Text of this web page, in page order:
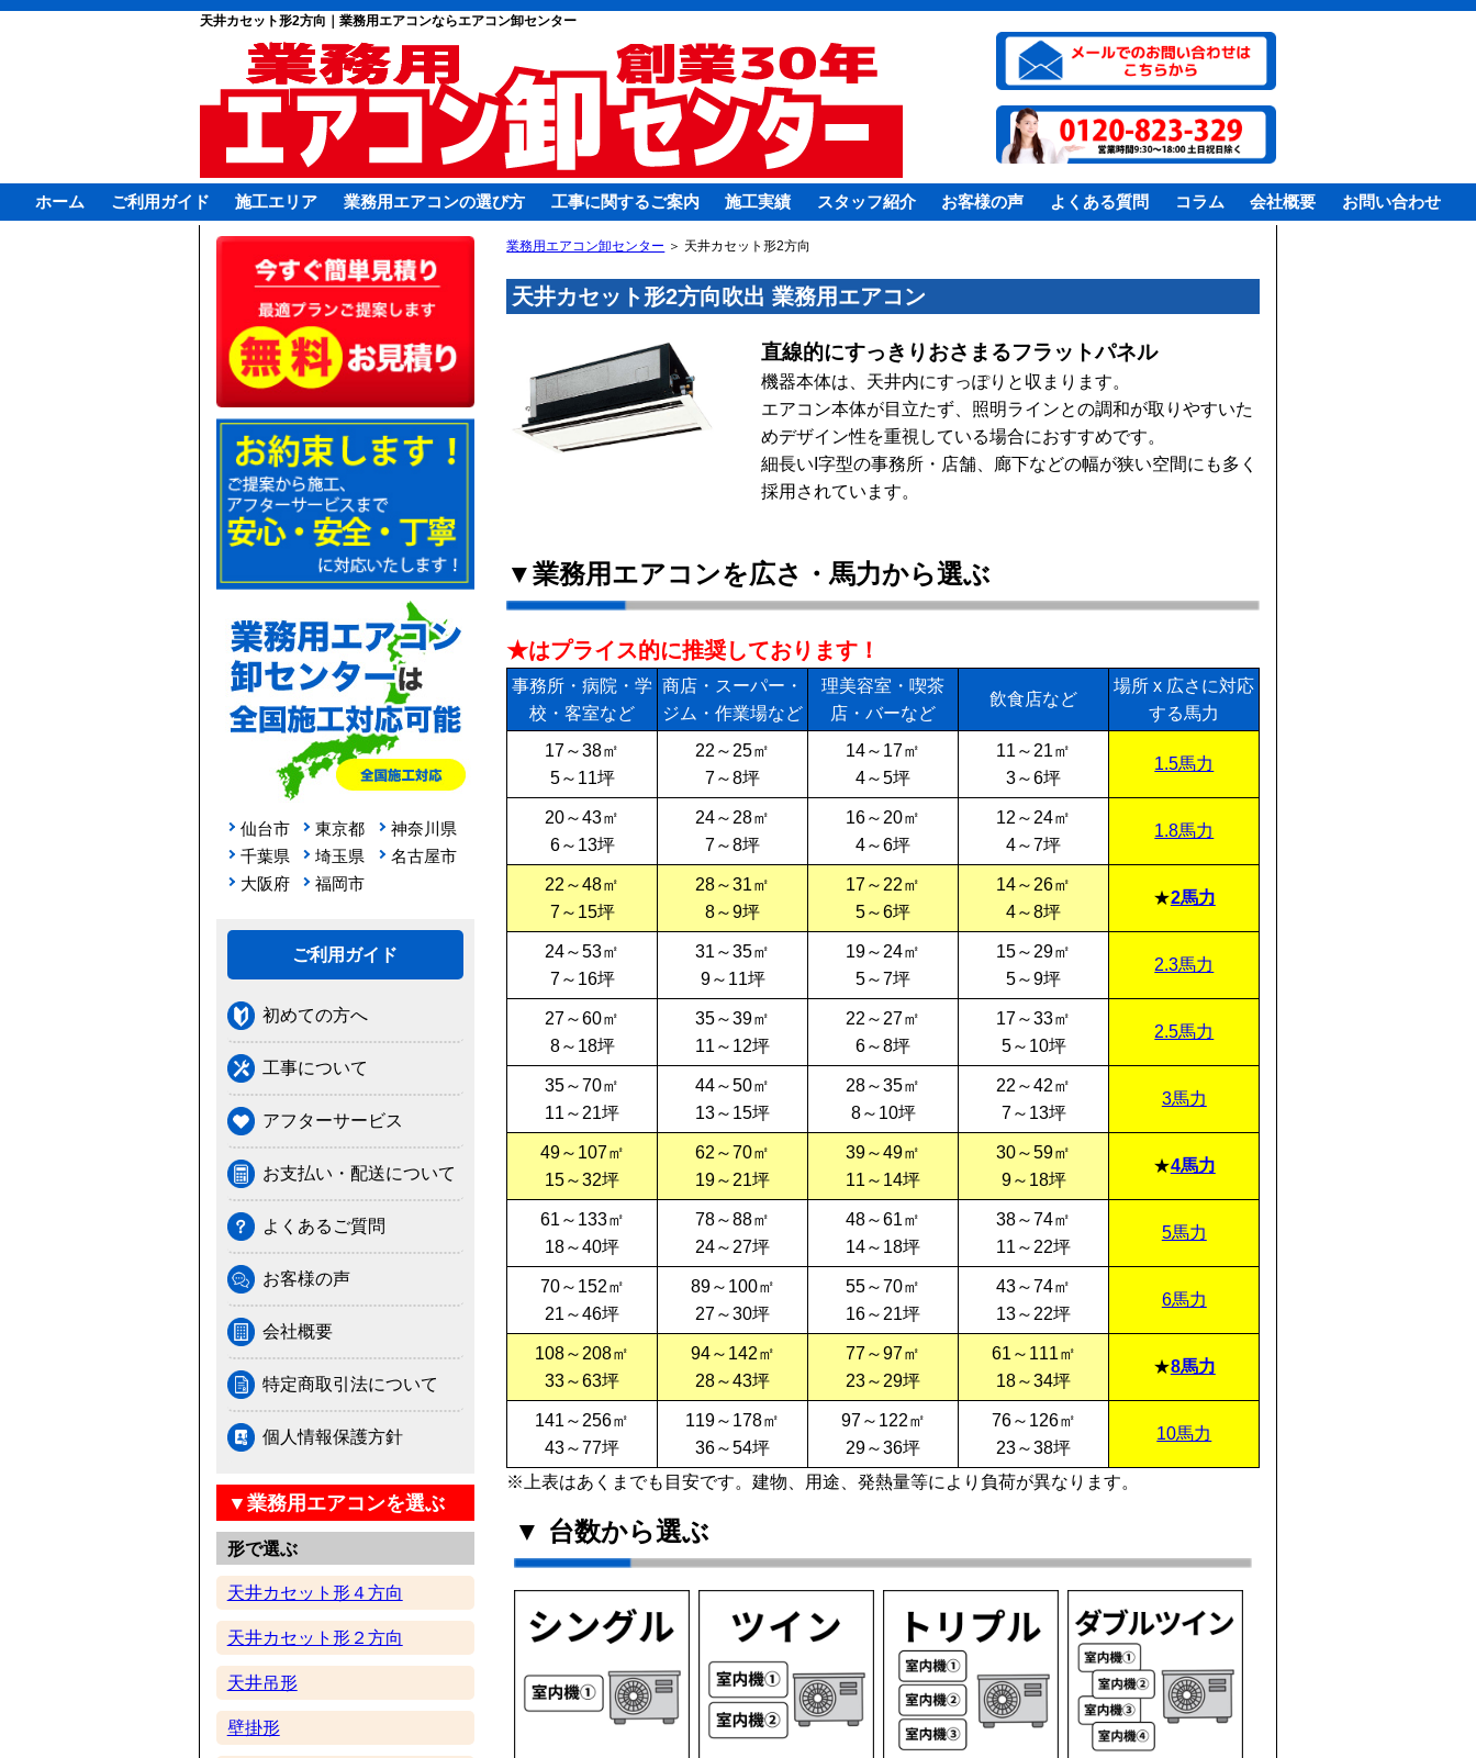
天井カセット形2方向｜業務用エアコンならエアコン卸センター
ホーム ご利用ガイド 施工エリア 業務用エアコンの選び方 工事に関するご案内 施工実績 スタッフ紹介 お客様の声 よくある質問 コラム 会社概要 お問い合わせ
仙台市 東京都
神奈川県
千葉県
埼玉県
名古屋市
大阪府
福岡市
ご利用ガイド
初めての方へ
工事について
アフターサービス
お支払い・配送について
よくあるご質問
お客様の声
会社概要
特定商取引法について
個人情報保護方針
▼業務用エアコンを選ぶ
形で選ぶ
天井カセット形４方向
天井カセット形２方向
天井吊形
壁掛形
業務用エアコン卸センター ＞ 天井カセット形2方向
天井カセット形2方向吹出 業務用エアコン
直線的にすっきりおさまるフラットパネル
機器本体は、天井内にすっぽりと収まります。
エアコン本体が目立たず、照明ラインとの調和が取りやすいた
めデザイン性を重視している場合におすすめです。
細長いI字型の事務所・店舗、廊下などの幅が狭い空間にも多く
採用されています。
▼業務用エアコンを広さ・馬力から選ぶ
★はプライス的に推奨しております！
事務所・病院・学
校・客室など
商店・スーパー・
ジム・作業場など
理美容室・喫茶
店・バーなど
飲食店など
場所 x 広さに対応
する馬力
17～38㎡
5～11坪
22～25㎡
7～8坪
14～17㎡
4～5坪
11～21㎡
3～6坪
1.5馬力
20～43㎡
6～13坪
24～28㎡
7～8坪
16～20㎡
4～6坪
12～24㎡
4～7坪
1.8馬力
22～48㎡
7～15坪
28～31㎡
8～9坪
17～22㎡
5～6坪
14～26㎡
4～8坪
2馬力
24～53㎡
7～16坪
31～35㎡
9～11坪
19～24㎡
5～7坪
15～29㎡
5～9坪
2.3馬力
27～60㎡
8～18坪
35～39㎡
11～12坪
22～27㎡
6～8坪
17～33㎡
5～10坪
2.5馬力
35～70㎡
11～21坪
44～50㎡
13～15坪
28～35㎡
8～10坪
22～42㎡
7～13坪
3馬力
49～107㎡
15～32坪
62～70㎡
19～21坪
39～49㎡
11～14坪
30～59㎡
9～18坪
4馬力
61～133㎡
18～40坪
78～88㎡
24～27坪
48～61㎡
14～18坪
38～74㎡
11～22坪
5馬力
70～152㎡
21～46坪
89～100㎡
27～30坪
55～70㎡
16～21坪
43～74㎡
13～22坪
6馬力
108～208㎡
33～63坪
94～142㎡
28～43坪
77～97㎡
23～29坪
61～111㎡
18～34坪
8馬力
141～256㎡
43～77坪
119～178㎡
36～54坪
97～122㎡
29～36坪
76～126㎡
23～38坪
10馬力
※上表はあくまでも目安です。建物、用途、発熱量等により負荷が異なります。
▼ 台数から選ぶ